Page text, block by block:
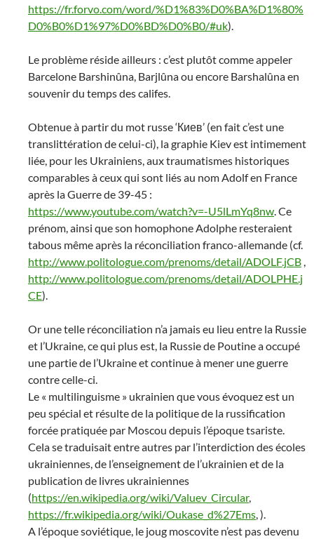
https://fr.forvo.com/word/%D1%83%D0%BA%D1%80%
D0%B0%D1%97%D0%BD%D0%B0/#uk).
Le problème réside ailleurs : c’est plutôt comme appeler
Barcelone Barshinûna, Barjlûna ou encore Barshalûna en
souvenir du temps des califes.
Obtenue à partir du mot russe ‘Киев’ (en fait c’est une
translittération de celui-ci), la graphie Kiev est intimement
liée, pour les Ukrainiens, aux traumatismes historiques
comparables à ceux qui sont liés au nom Adolf en France
après la Guerre de 39-45 :
https://www.youtube.com/watch?v=-U5lLmYq8nw. Ce
prénom, ainsi que son homophone Adolphe resteraient
tabous même après la réconciliation franco-allemande (cf.
http://www.politologue.com/prenoms/detail/ADOLF.jCB ,
http://www.politologue.com/prenoms/detail/ADOLPHE.j
CE).
Or une telle réconciliation n’a jamais eu lieu entre la Russie
et l’Ukraine, ce qui plus est, la Russie de Poutine a occupé
une partie de l’Ukraine et continue à mener une guerre
contre celle-ci.
Le « multilinguisme » ukrainien que vous évoquez est un
peu spécial et résulte de la politique de la russification
forcée pratiquée par Moscou depuis l’époque tsariste.
Cela se traduisait entre autres par l’interdiction des écoles
ukrainiennes, de l’enseignement de l’ukrainien et de la
publication de livres ukrainiennes
(https://en.wikipedia.org/wiki/Valuev_Circular,
https://fr.wikipedia.org/wiki/Oukase_d%27Ems, ).
A l’époque soviétique, le joug moscovite n’est pas devenu